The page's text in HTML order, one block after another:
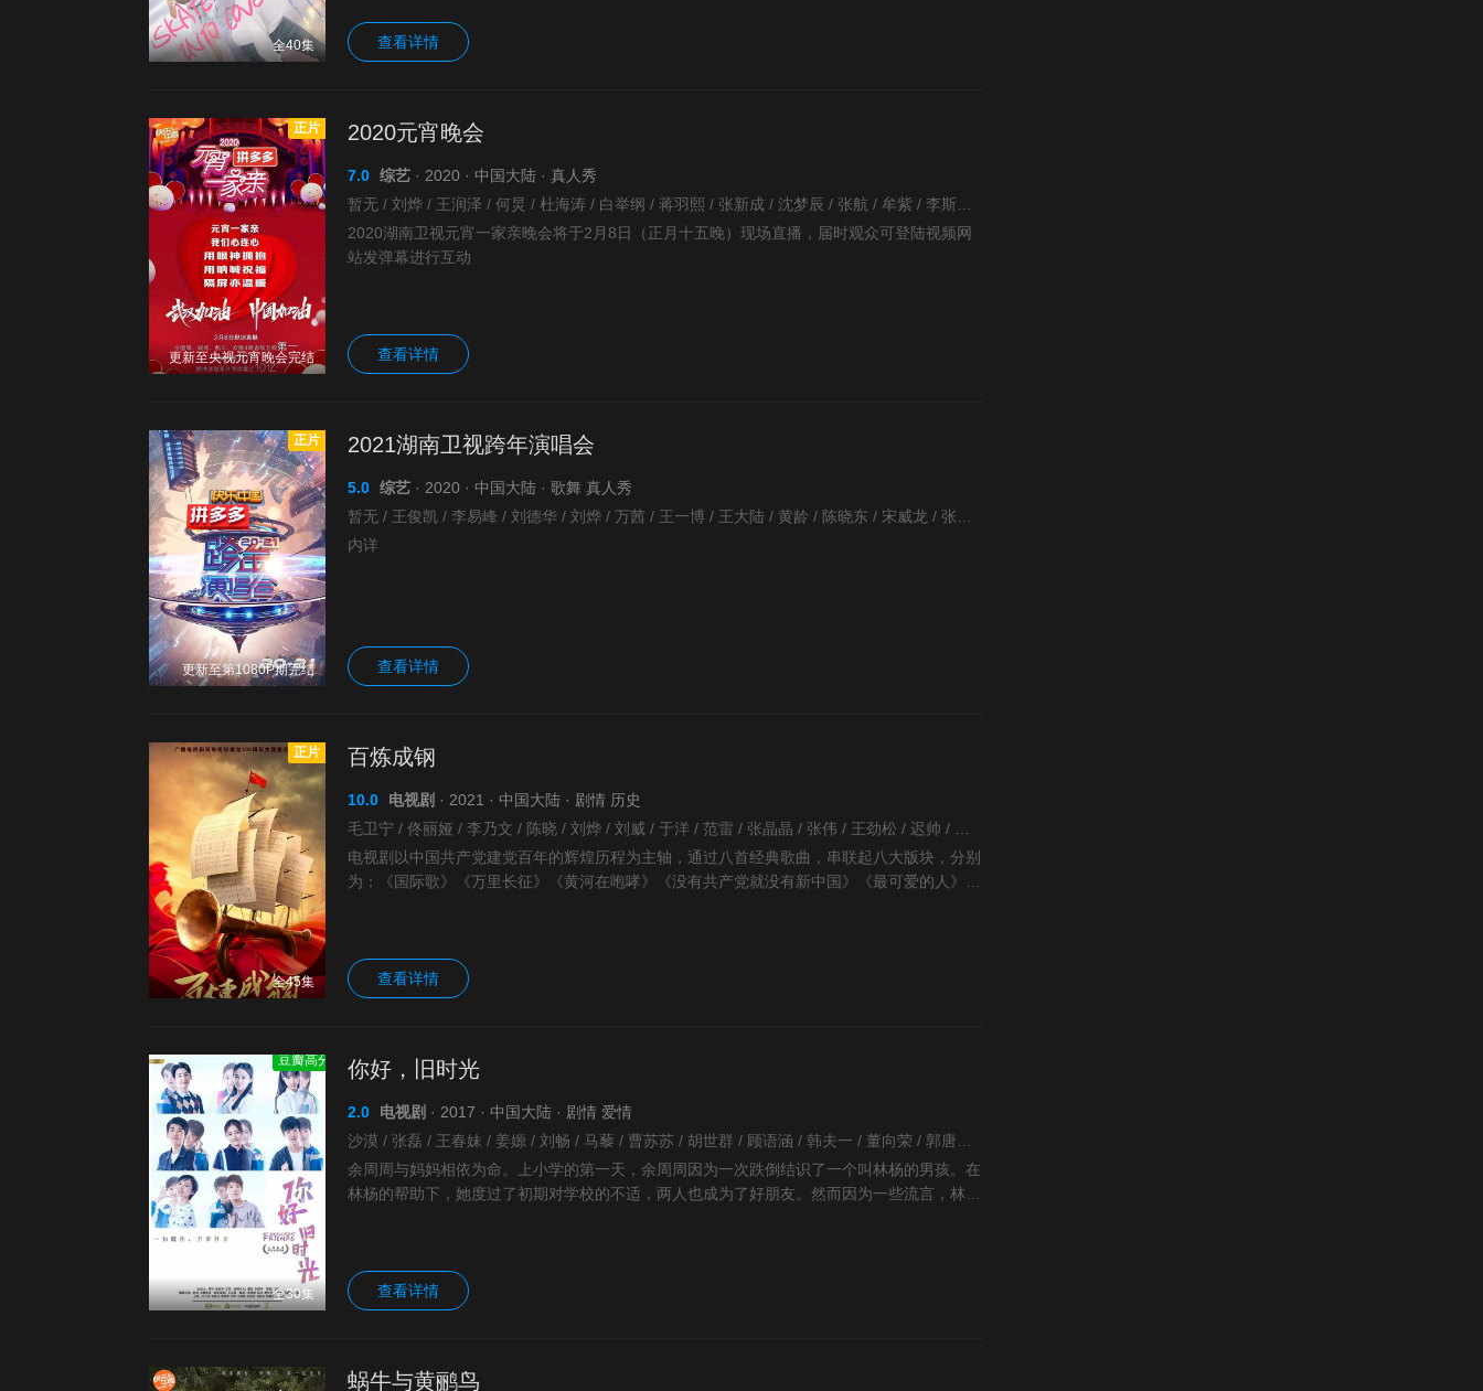
全40集 查看详情
正片
更新至央视元宵晚会完结
2020元宵晚会
7.0 综艺· 2020 · 中国大陆 · 真人秀
暂无 / 刘烨 / 王润泽 / 何炅 / 杜海涛 / 白举纲 / 蒋羽熙 / 张新成 / 沈梦辰 / 张航 / 牟紫 / 李斯丹妮 / 李锐 / 汪涵 / 梁田 / Weijia Li / 郑伟 / 贾乃亮 / 狄菲菲 / 高天鹤 / 冯提莫 / 卢鑫 / 罗予彤 / 吴彼 / 靳梦佳 / 艾福杰尼 / 刘昱晗 / 吴施乐 / 王晨艺 / 蔡程昱 / 鞠红川 / 齐思钧 / 高颖 / 仝卓 / 大傻 / 丁文山 /
2020湖南卫视元宵一家亲晚会将于2月8日（正月十五晚）现场直播，届时观众可登陆视频网
站发弹幕进行互动
查看详情
正片
更新至第1080P期完结
2021湖南卫视跨年演唱会
5.0 综艺· 2020 · 中国大陆 · 歌舞 真人秀
内详
查看详情
正片
全45集
百炼成钢
10.0 电视剧 · 2021 · 中国大陆 · 剧情 历史
电视剧以中国共产党建党百年的辉煌历程为主轴，通过八首经典歌曲，串联起八大版块，分别
为：《国际歌》《万里长征》《黄河在咆哮》《没有共产党就没有新中国》《最可爱的人》
查看详情
豆瓣高分
全30集
你好，旧时光
2.0 电视剧 · 2017 · 中国大陆 · 剧情 爱情
余周周与妈妈相依为命。上小学的第一天，余周周因为一次跌倒结识了一个叫林杨的男孩。在
林杨的帮助下，她度过了初期对学校的不适，两人也成为了好朋友。然而因为一些流言，林杨
查看详情
蜗牛与黄鹂鸟